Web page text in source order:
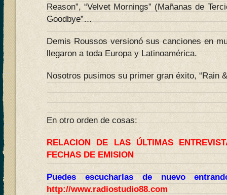
Reason”, “Velvet Mornings” (Mañanas de
Goodbye”…
Demis Roussos versionó sus canciones en
llegaron a toda Europa y Latinoamérica.
Nosotros pusimos su primer gran éxito, “Rain
En otro orden de cosas:
RELACION DE LAS ÚLTIMAS
FECHAS DE EMISION
Puedes escucharlas de nuevo
http://www.radiostudio88.com